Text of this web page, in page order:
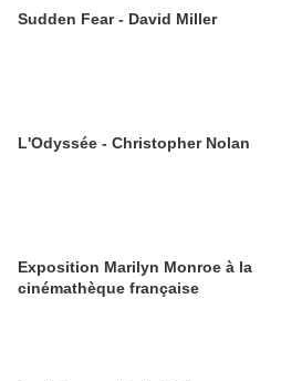
Sudden Fear - David Miller
L'Odyssée - Christopher Nolan
Exposition Marilyn Monroe à la
cinémathèque française